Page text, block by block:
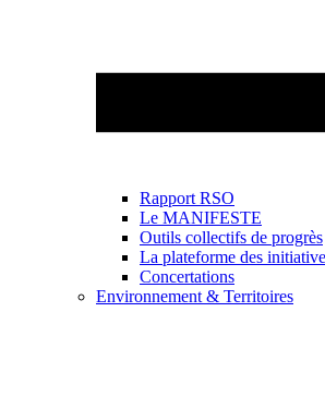
Rapport RSO
Le MANIFESTE
Outils collectifs de progrès
La plateforme des
Concertations
Environnement & Territoires